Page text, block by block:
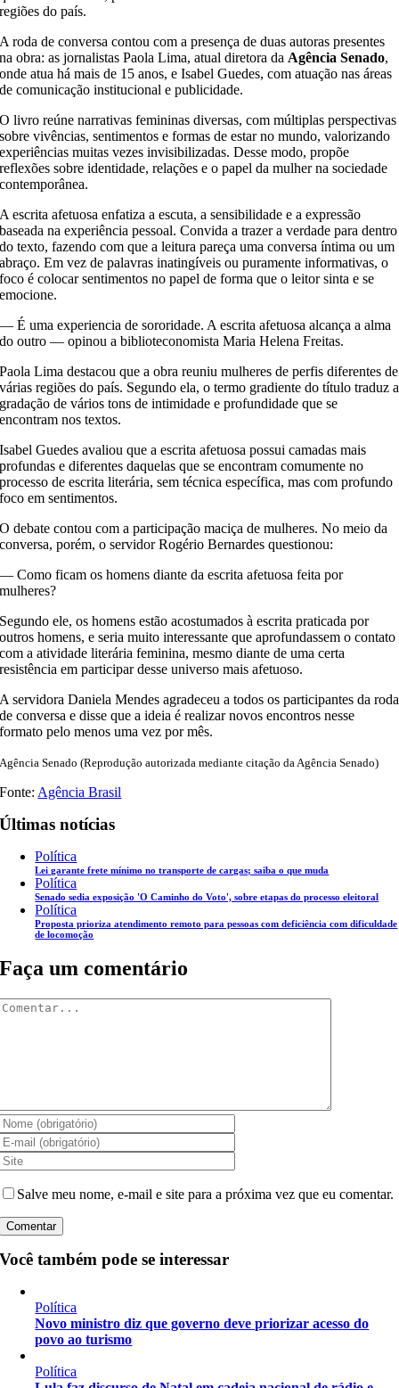
regiões do país.
A roda de conversa contou com a presença de duas autoras presentes
na obra: as jornalistas Paola Lima, atual diretora da Agência Senado,
onde atua há mais de 15 anos, e Isabel Guedes, com atuação nas áreas
de comunicação institucional e publicidade.
O livro reúne narrativas femininas diversas, com múltiplas perspectivas
sobre vivências, sentimentos e formas de estar no mundo, valorizando
experiências muitas vezes invisibilizadas. Desse modo, propõe
reflexões sobre identidade, relações e o papel da mulher na sociedade
contemporânea.
A escrita afetuosa enfatiza a escuta, a sensibilidade e a expressão
baseada na experiência pessoal. Convida a trazer a verdade para dentro
do texto, fazendo com que a leitura pareça uma conversa íntima ou um
abraço. Em vez de palavras inatingíveis ou puramente informativas, o
foco é colocar sentimentos no papel de forma que o leitor sinta e se
emocione.
— É uma experiencia de sororidade. A escrita afetuosa alcança a alma
do outro — opinou a biblioteconomista Maria Helena Freitas.
Paola Lima destacou que a obra reuniu mulheres de perfis diferentes de
várias regiões do país. Segundo ela, o termo gradiente do título traduz a
gradação de vários tons de intimidade e profundidade que se
encontram nos textos.
Isabel Guedes avaliou que a escrita afetuosa possui camadas mais
profundas e diferentes daquelas que se encontram comumente no
processo de escrita literária, sem técnica específica, mas com profundo
foco em sentimentos.
O debate contou com a participação maciça de mulheres. No meio da
conversa, porém, o servidor Rogério Bernardes questionou:
— Como ficam os homens diante da escrita afetuosa feita por
mulheres?
Segundo ele, os homens estão acostumados à escrita praticada por
outros homens, e seria muito interessante que aprofundassem o contato
com a atividade literária feminina, mesmo diante de uma certa
resistência em participar desse universo mais afetuoso.
A servidora Daniela Mendes agradeceu a todos os participantes da roda
de conversa e disse que a ideia é realizar novos encontros nesse
formato pelo menos uma vez por mês.
Agência Senado (Reprodução autorizada mediante citação da Agência Senado)
Fonte: Agência Brasil
Últimas notícias
Política
Lei garante frete mínimo no transporte de cargas; saiba o que muda
Política
Senado sedia exposição 'O Caminho do Voto', sobre etapas do processo eleitoral
Política
Proposta prioriza atendimento remoto para pessoas com deficiência com dificuldade
de locomoção
Faça um comentário
Salve meu nome, e-mail e site para a próxima vez que eu comentar.
Você também pode se interessar
Política
Novo ministro diz que governo deve priorizar acesso do
povo ao turismo
Política